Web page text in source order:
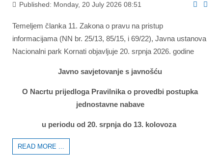
Published: Monday, 20 July 2026 08:51
Temeljem članka 11. Zakona o pravu na pristup
informacijama (NN br. 25/13, 85/15, i 69/22), Javna ustanova
Nacionalni park Kornati objavljuje 20. srpnja 2026. godine
Javno savjetovanje s javnošću
O Nacrtu prijedloga Pravilnika o provedbi postupka
jednostavne nabave
u periodu od 20. srpnja do 13. kolovoza
READ MORE ...